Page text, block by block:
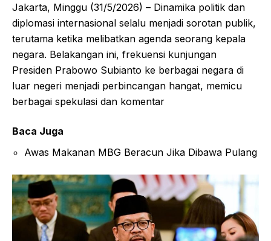
Jakarta, Minggu (31/5/2026) – Dinamika politik dan
diplomasi internasional selalu menjadi sorotan publik,
terutama ketika melibatkan agenda seorang kepala
negara. Belakangan ini, frekuensi kunjungan
Presiden Prabowo Subianto ke berbagai negara di
luar negeri menjadi perbincangan hangat, memicu
berbagai spekulasi dan komentar
Baca Juga
Awas Makanan MBG Beracun Jika Dibawa Pulang